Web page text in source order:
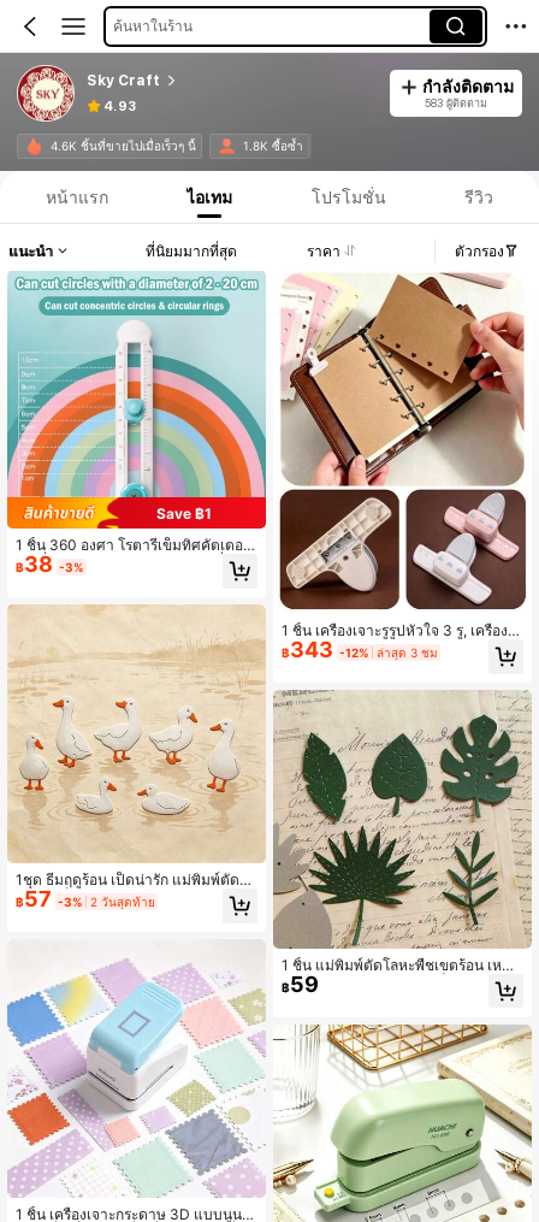
ค้นหาในร้าน
Sky Craft
4.93
กำลังติดตาม
583 ผู้ติดตาม
4.6K ชิ้นที่ขายไปเมื่อเร็วๆ นี้ 1.8K ซื้อซ้ำ
หน้าแรก ไอเทม โปรโมชั่น รีวิว
แนะนำ ที่นิยมมากที่สุด ราคา ตัวกรอง
Save ฿1
1 ชิ้น 360 องศา โรตารี่เข็มทิศคัตเตอร์
- เครื่องมือตัดวงกลมแม่นยำ - เครื่องตั
ดวงกลมพลาสติก DIY พร้อมที่จับหมุน,
ด้อย่างแม่นยำ, เหมาะสำหรับงานฝีมือแ
ละใช้ในสำนักงาน, อุปกรณ์สำนักงาน
฿38 -3%
1ชุด ธีมฤดูร้อน เป็ดน่ารัก แม่พิมพ์ตัดโล
หะ - เหล็กคาร์บอนนูน สำหรับ DIY สมุด
ภาพ, การ์ดทำมือ และงานฝีมือกระดาษ,
งมือสำหรับโปรเจกต์ในบ้าน
฿57 -3% 2 วันสุดท้าย
1 ชิ้น เครื่องเจาะกระดาษ 3D แบบนูน,
1 ชิ้น เครื่องเจาะรูรูปหัวใจ 3 รู, เครื่องเจ
าะกระดาษแบบมือถือ 5 มม., เหมาะสำ
หรับสมุดโน้ตแบบหลวม A5 A6 A7 A8
฿343 -12% ล่าสุด 3 ชม
1 ชิ้น แม่พิมพ์ตัดโลหะพืชเขตร้อน เหมา
ะสำหรับทำบัตร ทำจากเหล็กคาร์บอน ส
ามารถใช้สำหรับ DIY สมุดภาพ บัตรกร
นค้าใหม่
฿59